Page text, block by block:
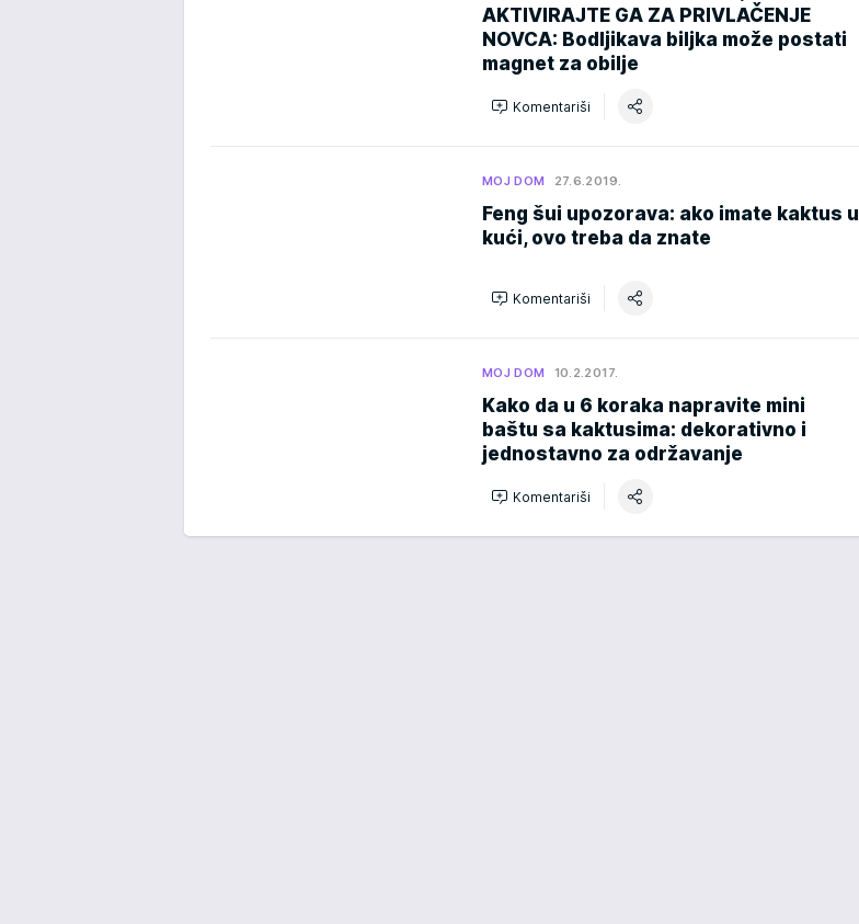
AKTIVIRAJTE GA ZA PRIVLAČENJE
NOVCA: Bodljikava biljka može postati
magnet za obilje
Komentariši
MOJ DOM 27.6.2019.
Feng šui upozorava: ako imate kaktus u
kući, ovo treba da znate
Komentariši
MOJ DOM 10.2.2017.
Kako da u 6 koraka napravite mini
baštu sa kaktusima: dekorativno i
jednostavno za održavanje
Komentariši